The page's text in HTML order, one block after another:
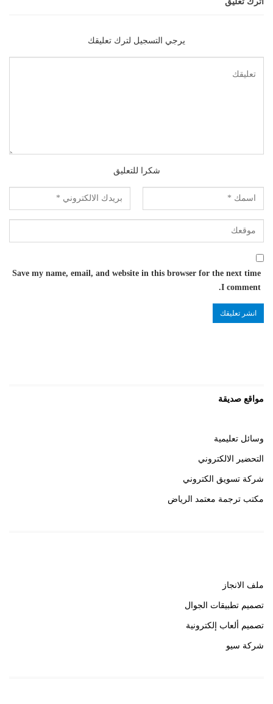
يرجي التسجيل لترك تعليقك
شكرا للتعليق
Save my name, email, and website in this browser for the next time
I comment.
مواقع صديقة
وسائل تعليمية
التحضير الالكتروني
شركة تسويق الكتروني
مكتب ترجمة معتمد الرياض
ملف الانجاز
تصميم تطبيقات الجوال
تصميم ألعاب إلكترونية
شركة سيو